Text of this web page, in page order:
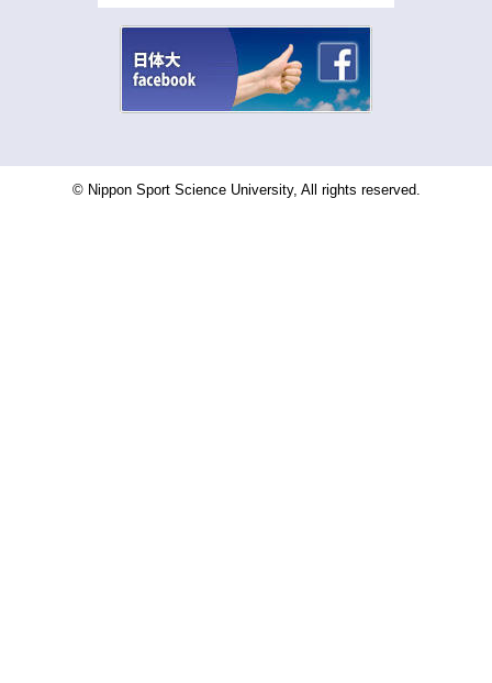
© Nippon Sport Science University, All rights reserved.